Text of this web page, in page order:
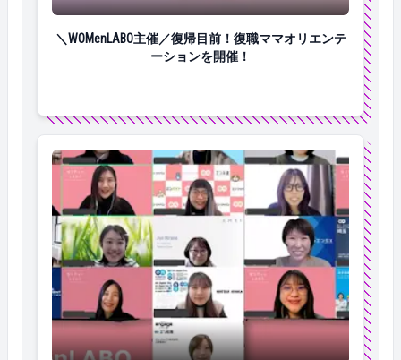
＼WOMenLABO主催／復帰目前！復職ママオリエンテ
＼WOMenLABO主催／復帰目前！復職ママオリエンテ
ーションを開催！